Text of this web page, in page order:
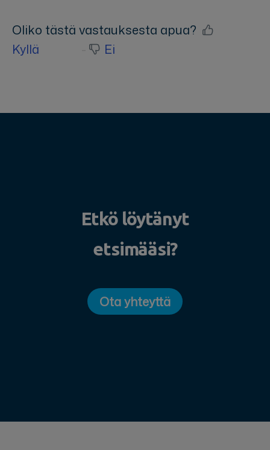
Oliko tästä vastauksesta apua?
Kyllä
Ei
Etkö löytänyt
etsimääsi?
Ota yhteyttä